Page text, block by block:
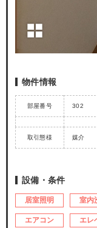
物件情報
部屋番号 302
取引態様 媒介
設備・条件
居室照明 室内
エアコン エレ